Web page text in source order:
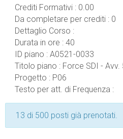
Crediti Formativi : 0.00
Da completare per crediti : 0
Dettaglio Corso :
Durata in ore : 40
ID piano : A0521-0033
Titolo piano : Force SDI - Avv.
Progetto : P06
Testo per att. di Frequenza :
13 di 500 posti già prenotati.